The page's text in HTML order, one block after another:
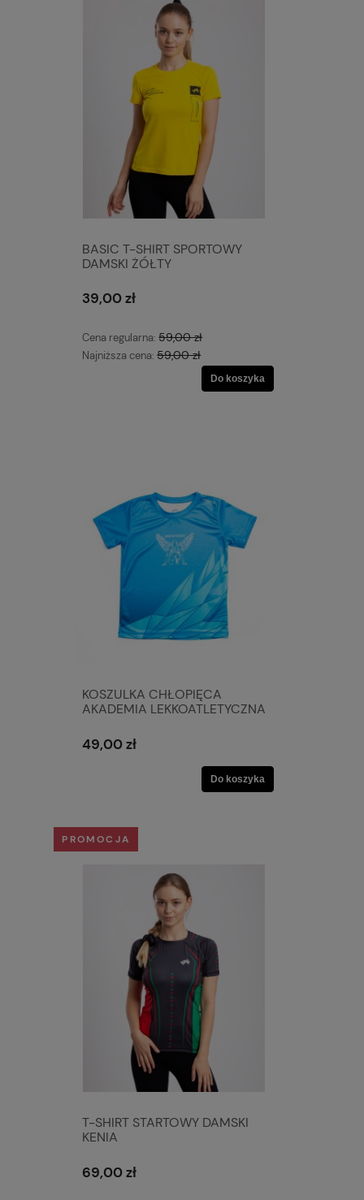
BASIC T-SHIRT SPORTOWY
DAMSKI ŻÓŁTY
39,00 zł
Cena regularna:59,00 zł
Najniższa cena:59,00 zł
Do koszyka
KOSZULKA CHŁOPIĘCA
AKADEMIA LEKKOATLETYCZNA
49,00 zł
Do koszyka
T-SHIRT STARTOWY DAMSKI
KENIA
69,00 zł
PROMOCJA